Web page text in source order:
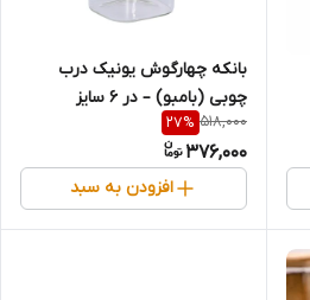
بانکه چهارگوش یونیک درب
چوبی (بامبو) – در ۶ سایز
518,000
27%
376,000
افزودن به سبد